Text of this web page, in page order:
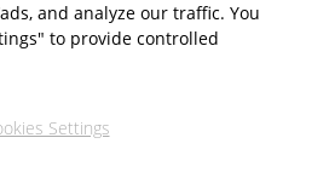
變更地區
and analyze our traffic. You
to provide controlled
Settings